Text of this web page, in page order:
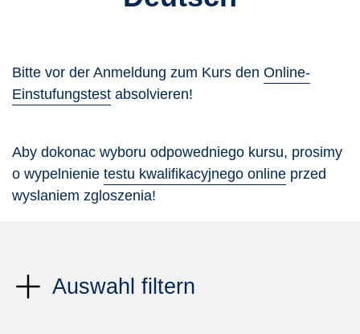
Bitte vor der Anmeldung zum Kurs den Online-
Einstufungstest absolvieren!
Aby dokonac wyboru odpowedniego kursu, prosimy
o wypelnienie testu kwalifikacyjnego online przed
wyslaniem zgloszenia!
Auswahl filtern